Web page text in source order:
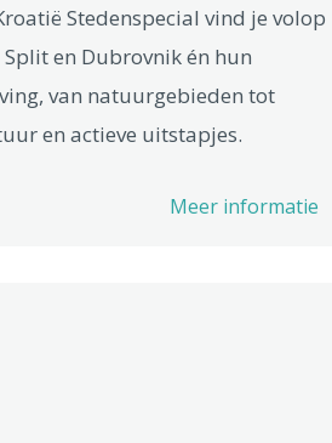
Stedenspecial vind je volop
en Dubrovnik én hun
van natuurgebieden tot
en actieve uitstapjes.
Meer informatie